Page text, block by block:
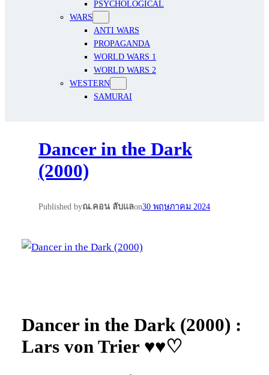
PSYCHOLOGICAL
WARS
ANTI WARS
PROPAGANDA
WORLD WARS 1
WORLD WARS 2
WESTERN
SAMURAI
Dancer in the Dark
(2000)
Published byณ.คอน ลับแลon30 พฤษภาคม 2024
Dancer in the Dark (2000) :
Lars von Trier ♥♥♡